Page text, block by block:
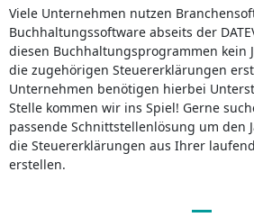
Viele Unternehmen nutzen
Buchhaltungssoftware abseits der
diesen Buchhaltungsprogrammen kein
die zugehörigen Steuererklärungen
Unternehmen benötigen hierbei
Stelle kommen wir ins Spiel! Gerne
passende Schnittstellenlösung um den
die Steuererklärungen aus Ihrer
erstellen.